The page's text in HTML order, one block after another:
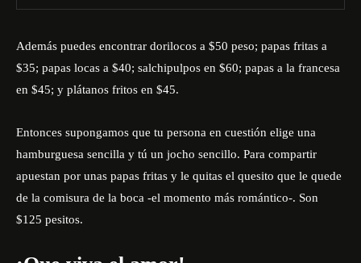
Además puedes encontrar dorilocos a $50 peso; papas fritas a
$35; papas locas a $40; salchipulpos en $60; papas a la francesa
en $45; y plátanos fritos en $45.
Entonces supongamos que tu persona en cuestión elige una
hamburguesa sencilla y tú un jocho sencillo. Para compartir
apuestan por unas papas fritas y le quitas el quesito que le quede
de la comisura de la boca -el momento más romántico-. Son
$125 pesitos.